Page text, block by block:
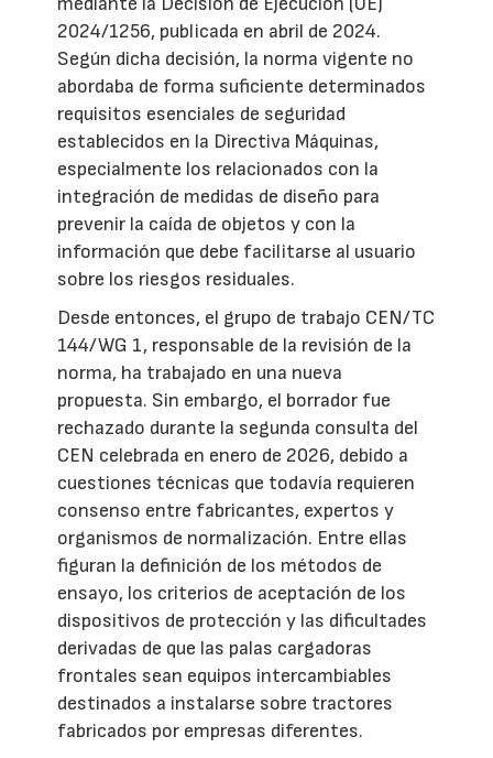
2024/1256, publicada en abril de 2024.
Según dicha decisión, la norma vigente no
abordaba de forma suficiente determinados
requisitos esenciales de seguridad
establecidos en la Directiva Máquinas,
especialmente los relacionados con la
integración de medidas de diseño para
prevenir la caída de objetos y con la
información que debe facilitarse al usuario
sobre los riesgos residuales.
Desde entonces, el grupo de trabajo CEN/TC
144/WG 1, responsable de la revisión de la
norma, ha trabajado en una nueva
propuesta. Sin embargo, el borrador fue
rechazado durante la segunda consulta del
CEN celebrada en enero de 2026, debido a
cuestiones técnicas que todavía requieren
consenso entre fabricantes, expertos y
organismos de normalización. Entre ellas
figuran la definición de los métodos de
ensayo, los criterios de aceptación de los
dispositivos de protección y las dificultades
derivadas de que las palas cargadoras
frontales sean equipos intercambiables
destinados a instalarse sobre tractores
fabricados por empresas diferentes.